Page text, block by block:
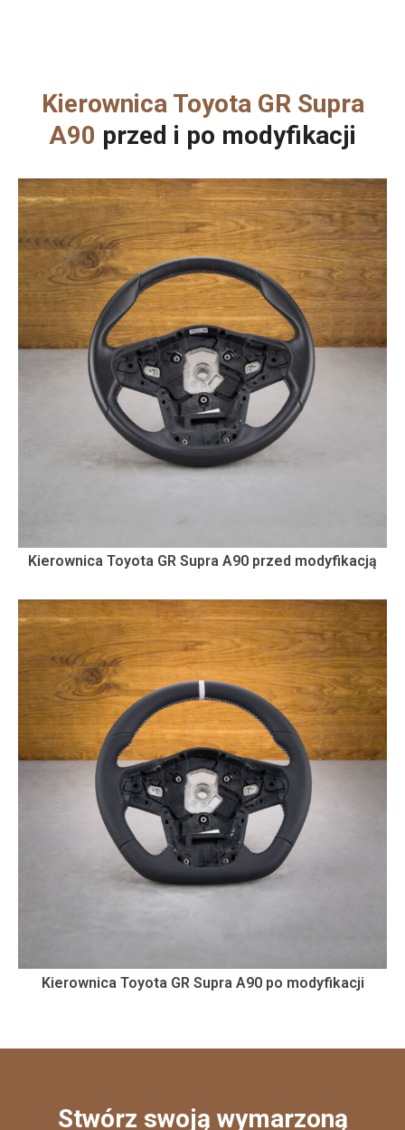
Kierownica Toyota GR Supra
A90 przed i po modyfikacji
Kierownica Toyota GR Supra A90 przed modyfikacją
Kierownica Toyota GR Supra A90 po modyfikacji
Stwórz swoją wymarzoną